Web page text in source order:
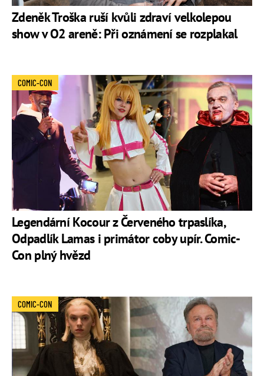
Zdeněk Troška ruší kvůli zdraví velkolepou
show v O2 areně: Při oznámení se rozplakal
Legendární Kocour z Červeného trpaslíka,
Odpadlík Lamas i primátor coby upír. Comic-
Con plný hvězd
COMIC-CON
COMIC-CON